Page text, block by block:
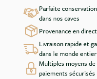
Parfaite conservation
dans nos caves
Provenance en
Livraison rapide et
dans le monde entier
Multiples moyens de
paiements sécurisés